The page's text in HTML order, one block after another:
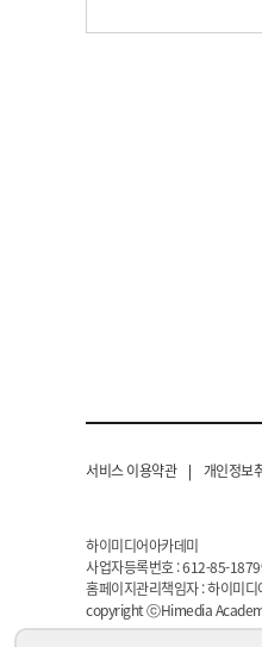
서비스 이용약관 | 개인정보
하이미디어아카데미
사업자등록번호 : 612-85-
홈페이지관리책임자 : 하이미
copyright ⓒHimedia